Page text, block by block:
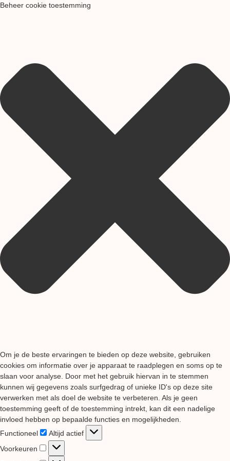
Beheer cookie toestemming
Om je de beste ervaringen te bieden op deze website, gebruiken
cookies om informatie over je apparaat te raadplegen en soms op te
slaan voor analyse. Door met het gebruik hiervan in te stemmen
kunnen wij gegevens zoals surfgedrag of unieke ID's op deze site
verwerken met als doel de website te verbeteren. Als je geen
toestemming geeft of de toestemming intrekt, kan dit een nadelige
invloed hebben op bepaalde functies en mogelijkheden.
Functioneel
Functioneel
Altijd actief
Voorkeuren
Voorkeuren